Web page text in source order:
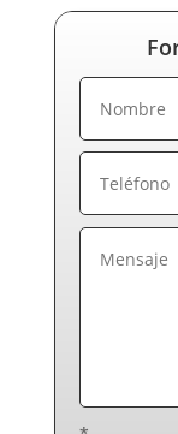
Fontaneros Jaén
Fontaneros La
Fontaneros
Fontaneros León
Fontaneros
Fontaneros Lugo
Fontaneros
Fontaneros
Fontaneros